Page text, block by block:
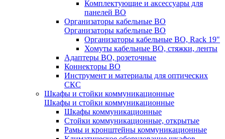
Комплектующие и аксессуары для
панелей ВО
Организаторы кабельные ВО
Организаторы кабельные ВО
Организаторы кабельные ВО, Rack 19"
Хомуты кабельные ВО, стяжки, ленты
Адаптеры ВО, розеточные
Коннекторы ВО
Инструмент и материалы для оптических
СКС
Шкафы и стойки коммуникационные
Шкафы и стойки коммуникационные
Шкафы коммуникационные
Стойки коммуникационные, открытые
Рамы и кронштейны коммуникационные